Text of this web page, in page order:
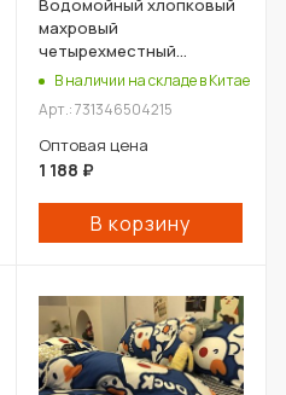
Водомойный хлопковый
махровый
четырехместный
комплект оптом
В наличии на складе в Китае
Арт.: 731346504215
Оптовая цена
1 188 ₽
В корзину